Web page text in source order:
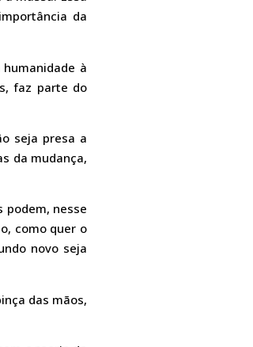
da
à
faz parte do
seja presa a
da mudança,
podem, nesse
como quer o
novo seja
das mãos,